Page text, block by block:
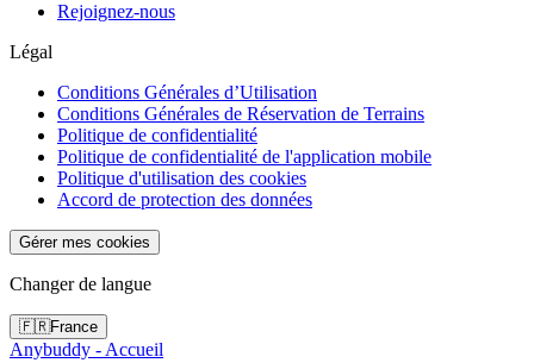
Rejoignez-nous
Légal
Conditions Générales d’Utilisation
Conditions Générales de Réservation de Terrains
Politique de confidentialité
Politique de confidentialité de l'application mobile
Politique d'utilisation des cookies
Accord de protection des données
Gérer mes cookies
Changer de langue
🇫🇷France
Anybuddy - Accueil